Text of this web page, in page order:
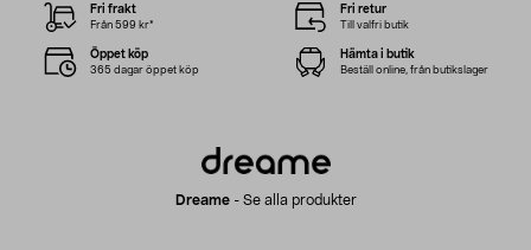
Dreame- Se alla produkter
Fri frakt
Från 599 kr*
Fri retur
Till valfri butik
Öppet köp
365 dagar öppet köp
Hämta i butik
Beställ online, från butikslager